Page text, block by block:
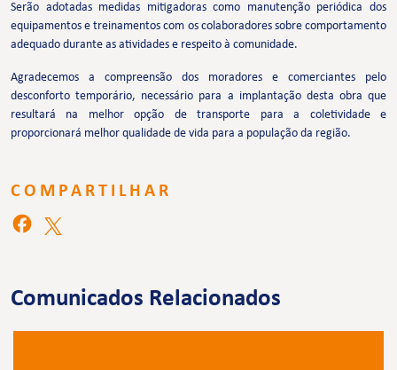
Serão adotadas medidas mitigadoras como manutenção periódica dos
equipamentos e treinamentos com os colaboradores sobre comportamento
adequado durante as atividades e respeito à comunidade.
Agradecemos a compreensão dos moradores e comerciantes pelo
desconforto temporário, necessário para a implantação desta obra que
resultará na melhor opção de transporte para a coletividade e
proporcionará melhor qualidade de vida para a população da região.
COMPARTILHAR
Comunicados Relacionados